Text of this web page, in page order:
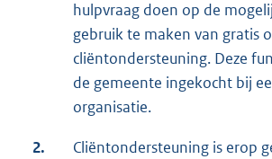
hulpvraag doen op de
gebruik te maken van gratis
cliëntondersteuning. Deze
de gemeente ingekocht bij
organisatie.
2.
Cliëntondersteuning is erop